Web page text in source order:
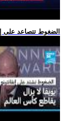
.. الضغوط تتصاعد على